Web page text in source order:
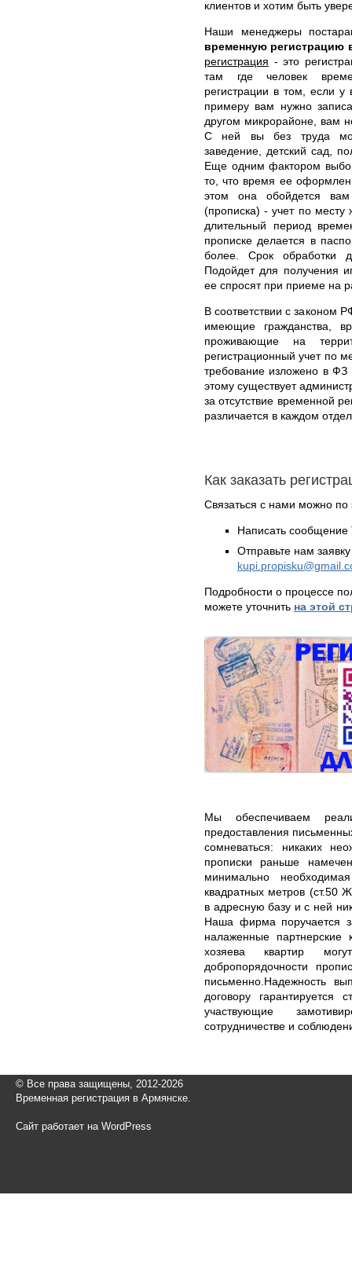
клиентов и хотим быть
Наши менеджеры
временную регистрацию
регистрация - это
там где человек
регистрации в том, если у
примеру вам нужно
другом микрорайоне, вам
С ней вы без труда
заведение, детский сад,
Еще одним фактором
то, что время ее
этом она обойдется
(прописка) - учет по
длительный период
прописке делается в
более. Срок обработки
Подойдет для получения
ее спросят при приеме на
В соответствии с законом
имеющие гражданства,
проживающие на
регистрационный учет по
требование изложено в
этому существует
за отсутствие временной
различается в каждом
Как заказать
Связаться с нами можно по
Написать
Отправьте нам
Подробности о процессе
можете уточнить на этой
Мы обеспечиваем
предоставления
сомневаться: никаких
прописки раньше
минимально
квадратных метров (ст.50
в адресную базу и с ней
Наша фирма поручается
налаженные партнерские
хозяева квартир
добропорядочности
письменно.Надежность
договору
участвующие
сотрудничестве и
© Все права защищены, 2012-2026
Временная регистрация в Армянске.
Сайт работает на WordPress